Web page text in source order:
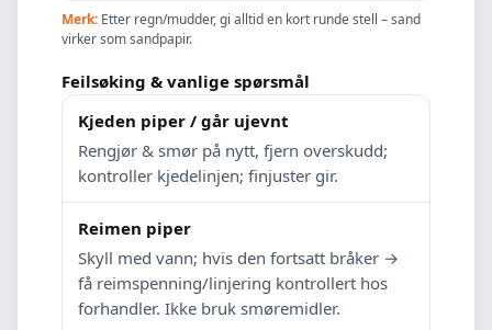
Merk: Etter regn/mudder, gi alltid en kort runde stell – sand
virker som sandpapir.
Feilsøking & vanlige spørsmål
Kjeden piper / går ujevnt
Rengjør & smør på nytt, fjern overskudd;
kontroller kjedelinjen; finjuster gir.
Reimen piper
Skyll med vann; hvis den fortsatt bråker →
få reimspenning/linjering kontrollert hos
forhandler. Ikke bruk smøremidler.